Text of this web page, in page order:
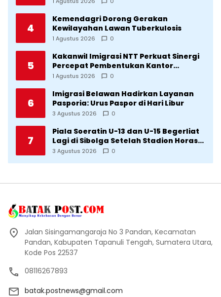
4
Kemendagri Dorong Gerakan
Kewilayahan Lawan Tuberkulosis
1 Agustus 2026 0
5
Kakanwil Imigrasi NTT Perkuat Sinergi
Percepat Pembentukan Kantor
Imigrasi Sumba Timur
1 Agustus 2026 0
6
Imigrasi Belawan Hadirkan Layanan
Pasporia: Urus Paspor di Hari Libur
3 Agustus 2026 0
7
Piala Soeratin U-13 dan U-15 Begerliat
Lagi di Sibolga Setelah Stadion Horas
Direvitalisasi Wali Kota
3 Agustus 2026 0
Jalan Sisingamangaraja No 3 Pandan, Kecamatan
Pandan, Kabupaten Tapanuli Tengah, Sumatera Utara,
Kode Pos 22537
08116267893
batak.postnews@gmail.com